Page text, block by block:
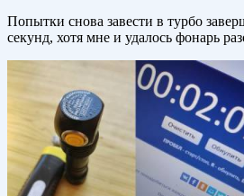
Попытки снова завести в турбо
секунд, хотя мне и удалось фонарь